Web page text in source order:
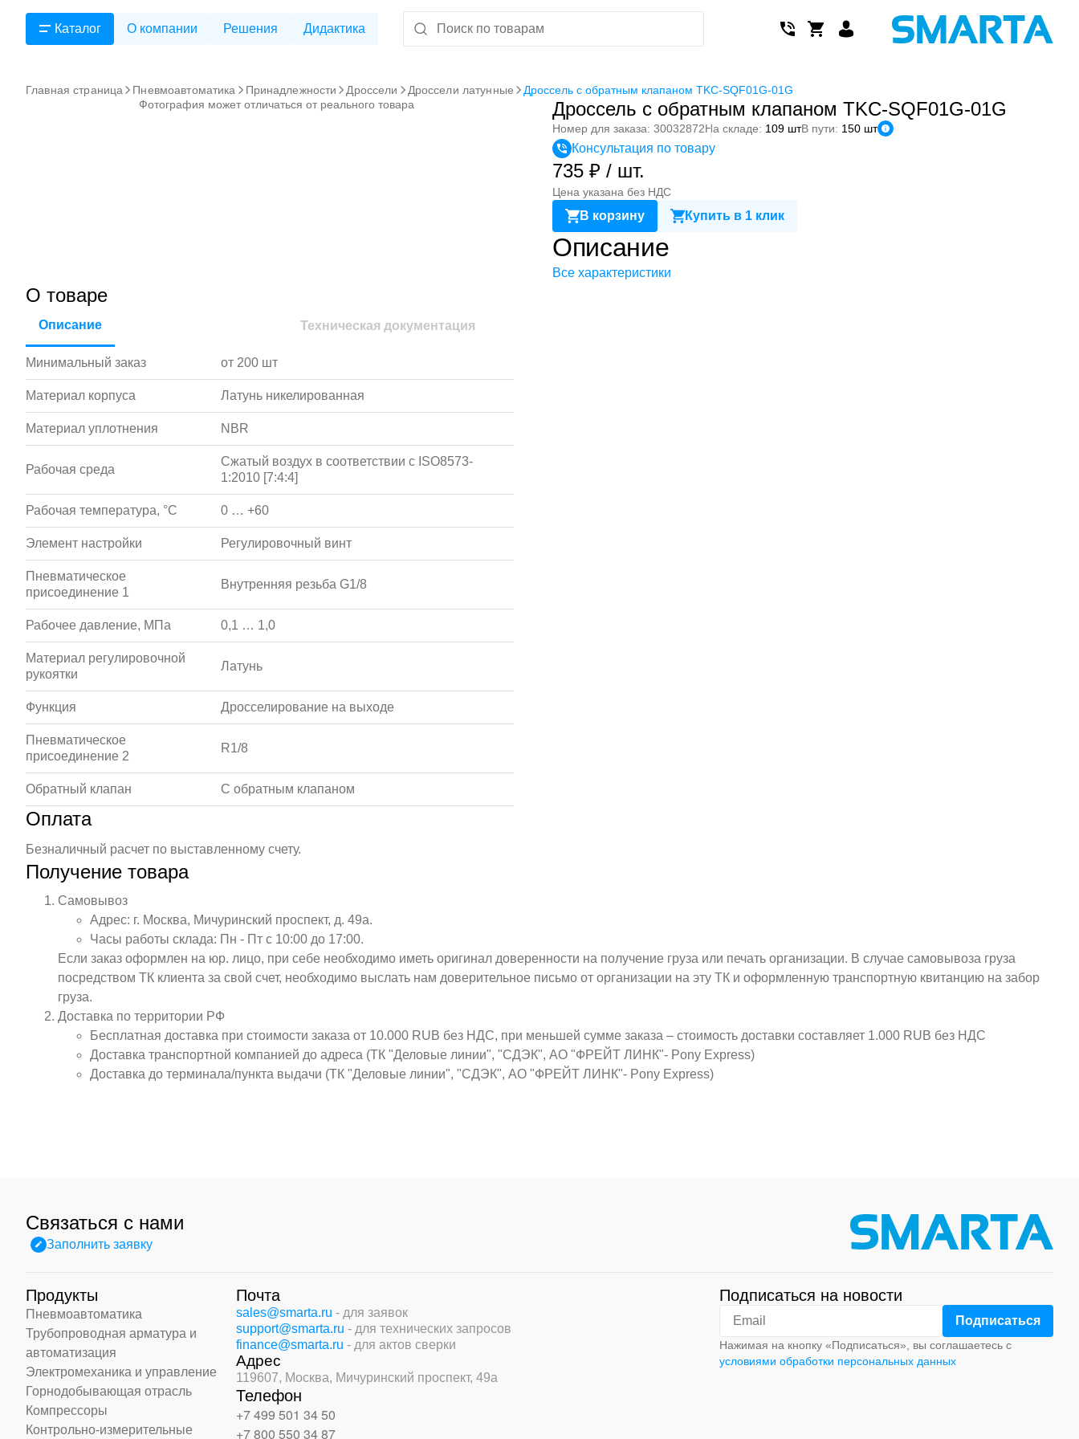
Каталог О компании Решения Дидактика
Главная страница Пневмоавтоматика Принадлежности Дроссели Дроссели латунные
Дроссель с обратным клапаном TKC-SQF01G-01G
Фотография может отличаться от реального товара
Дроссель с обратным клапаном TKC-SQF01G-01G
Номер для заказа: 30032872На складе: 109 штВ пути: 150 шт
Консультация по товару
735 ₽ / шт.
Цена указана без НДС
В корзину Купить в 1 клик
Описание
Все характеристики
О товаре
Описание Техническая документация
Минимальный заказ от 200 шт
Материал корпуса Латунь никелированная
Материал уплотнения NBR
Рабочая среда
Сжатый воздух в соответствии с ISO8573-
1:2010 [7:4:4]
Рабочая температура, °С 0 … +60
Элемент настройки Регулировочный винт
Пневматическое
присоединение 1
Внутренняя резьба G1/8
Рабочее давление, МПа 0,1 … 1,0
Материал регулировочной
рукоятки
Латунь
Функция Дросселирование на выходе
Пневматическое
присоединение 2
R1/8
Обратный клапан С обратным клапаном
Оплата
Безналичный расчет по выставленному счету.
Получение товара
Самовывоз
Адрес: г. Москва, Мичуринский проспект, д. 49а.
Часы работы склада: Пн - Пт с 10:00 до 17:00.
Если заказ оформлен на юр. лицо, при себе необходимо иметь оригинал доверенности на получение груза или печать организации. В случае самовывоза груза
посредством ТК клиента за свой счет, необходимо выслать нам доверительное письмо от организации на эту ТК и оформленную транспортную квитанцию на забор
груза.
Доставка по территории РФ
Бесплатная доставка при стоимости заказа от 10.000 RUB без НДС, при меньшей сумме заказа – стоимость доставки составляет 1.000 RUB без НДС
Доставка транспортной компанией до адреса (ТК "Деловые линии", "СДЭК", АО "ФРЕЙТ ЛИНК"- Pony Express)
Доставка до терминала/пункта выдачи (ТК "Деловые линии", "СДЭК", АО "ФРЕЙТ ЛИНК"- Pony Express)
Связаться с нами
Заполнить заявку
Продукты
Пневмоавтоматика
Трубопроводная арматура и
автоматизация
Электромеханика и управление
Горнодобывающая отрасль
Компрессоры
Контрольно-измерительные
Почта
sales@smarta.ru - для заявок
support@smarta.ru - для технических запросов
finance@smarta.ru - для актов сверки
Адрес
119607, Москва, Мичуринский проспект, 49а
Телефон
+7 499 501 34 50
+7 800 550 34 87
Подписаться на новости
Нажимая на кнопку «Подписаться», вы соглашаетесь с
условиями обработки персональных данных